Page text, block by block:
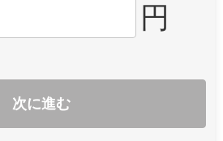
円
次に進む